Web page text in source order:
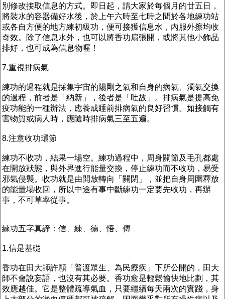
別修改接取信息的方式。即日起，請大家於每個月的廿五日，
將裝水的容器備好水後，於上午六時至七時之間於各地練功站
或各自方便的地方練初級功，便可接獲信息水，內服外擦均收
奇效。除了信息水外，也可以將香功扇張開，或將其他小飾品
排好，也可成為信息物喔！
7.重視排病氣
練功的過程就是採集宇宙的陽剛之氣和自身的病氣、濁氣交換
的過程，前者是「納新」，後者是「吐故」。排病氣是提高免
疫功能的一種辦法，應養成睡前排病氣的良好習慣。如接觸有
害物質或病人時，應隨時排病氣三至五遍。
8.注意收功環節
練功不收功，結果一場空。練功過程中，周身關節及毛孔都處
在開放狀態，與外界進行能量交換，停止練功而不收功，易受
邪氣侵襲。收功就是由開放轉向「關閉」，並把自身周圍釋放
的能量場收回，所以中途有事中斷練功一定要先收功，再辦
事，不可草率從事。
練功五字真諦：信、練、德、悟、傳
1.信是基礎
香功在田大師許願「普渡眾生、為民療疾」下所公開的，田大
師不會說妄語，也沒有其必要。香功愈是輕鬆愉快地比劃，其
效應越佳。它是整體疏導氣血，只要繼續每天兩次的實踐，身